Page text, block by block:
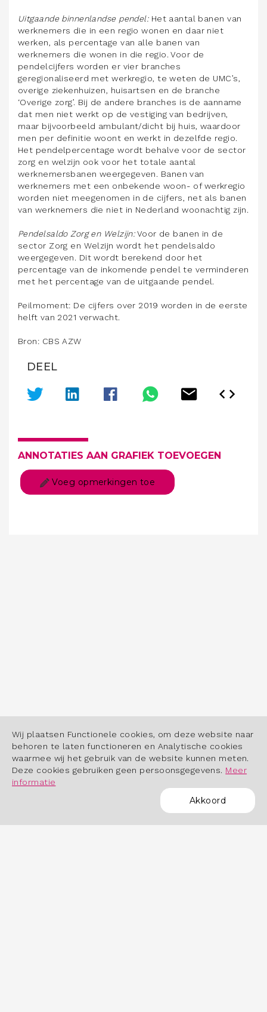
Wij plaatsen Functionele cookies, om deze website naar
behoren te laten functioneren en Analytische cookies
waarmee wij het gebruik van de website kunnen meten.
Deze cookies gebruiken geen persoonsgegevens. Meer
informatie
Akkoord
Uitgaande binnenlandse pendel:Het aantal banen van
werknemers die in een regio wonen en daar niet
werken, als percentage van alle banen van
werknemers die wonen in die regio. Voor de
pendelcijfers worden er vier branches
geregionaliseerd met werkregio, te weten de UMC’s,
overige ziekenhuizen, huisartsen en de branche
‘Overige zorg’. Bij de andere branches is de aanname
dat men niet werkt op de vestiging van bedrijven,
maar bijvoorbeeld ambulant/dicht bij huis, waardoor
men per definitie woont en werkt in dezelfde regio.
Het pendelpercentage wordt behalve voor de sector
zorg en welzijn ook voor het totale aantal
werknemersbanen weergegeven. Banen van
werknemers met een onbekende woon- of werkregio
worden niet meegenomen in de cijfers, net als banen
van werknemers die niet in Nederland woonachtig zijn.
Pendelsaldo Zorg en Welzijn:Voor de banen in de
sector Zorg en Welzijn wordt het pendelsaldo
weergegeven. Dit wordt berekend door het
percentage van de inkomende pendel te verminderen
met het percentage van de uitgaande pendel.
Peilmoment: De cijfers over 2019 worden in de eerste
helft van 2021 verwacht.
Bron: CBS AZW
DEEL
ANNOTATIES AAN GRAFIEK TOEVOEGEN
Voeg opmerkingen toe
POWERED BY